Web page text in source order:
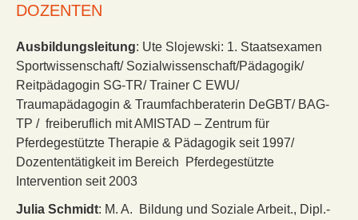
DOZENTEN
Ausbildungsleitung: Ute Slojewski: 1. Staatsexamen
Sportwissenschaft/ Sozialwissenschaft/Pädagogik/
Reitpädagogin SG-TR/ Trainer C EWU/
Traumapädagogin & Traumfachberaterin DeGBT/ BAG-
TP / freiberuflich mit AMISTAD – Zentrum für
Pferdegestützte Therapie & Pädagogik seit 1997/
Dozententätigkeit im Bereich Pferdegestützte
Intervention seit 2003
Julia Schmidt: M. A. Bildung und Soziale Arbeit., Dipl.-